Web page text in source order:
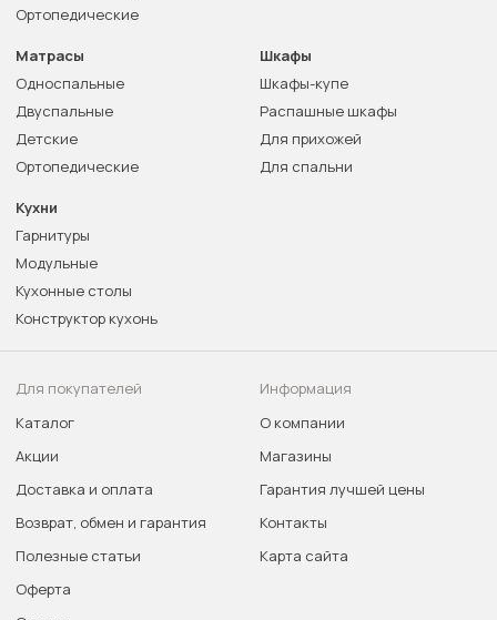
Ортопедические
Матрасы
Односпальные
Двуспальные
Детские
Ортопедические
Шкафы
Шкафы-купе
Распашные шкафы
Для прихожей
Для спальни
Кухни
Гарнитуры
Модульные
Кухонные столы
Конструктор кухонь
Для покупателей
Каталог
Акции
Доставка и оплата
Возврат, обмен и гарантия
Полезные статьи
Оферта
Информация
О компании
Магазины
Гарантия лучшей цены
Контакты
Карта сайта